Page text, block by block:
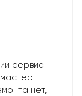
сервис -
нет,